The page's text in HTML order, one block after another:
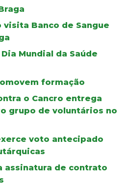
visita Banco de Sangue
Mundial da Saúde
formação
o Cancro entrega
grupo de voluntários no
voto antecipado
assinatura de contrato